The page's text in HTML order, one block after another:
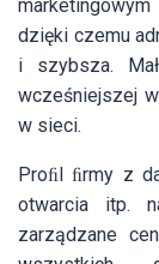
dzięki czemu
i szybsza.
wcześniejszej
w sieci.
Proﬁl ﬁrmy z
otwarcia itp.
zarządzane